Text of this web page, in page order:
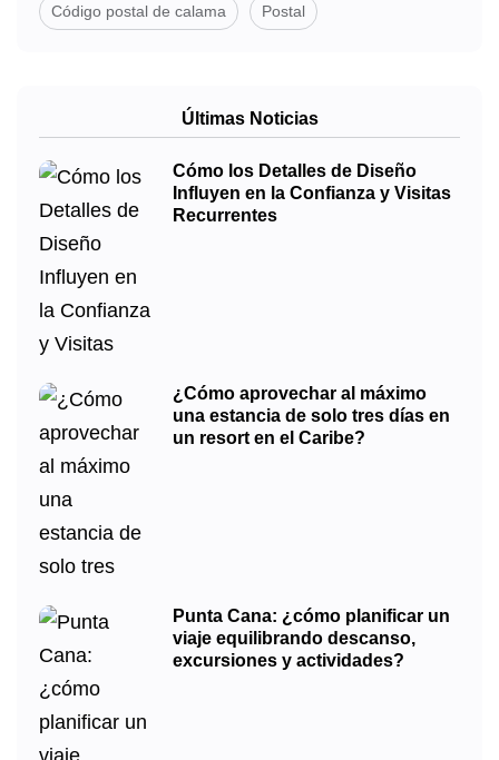
Código postal de calama Postal
Últimas Noticias
Cómo los Detalles de Diseño
Influyen en la Confianza y Visitas
Recurrentes
¿Cómo aprovechar al máximo
una estancia de solo tres días en
un resort en el Caribe?
Punta Cana: ¿cómo planificar un
viaje equilibrando descanso,
excursiones y actividades?